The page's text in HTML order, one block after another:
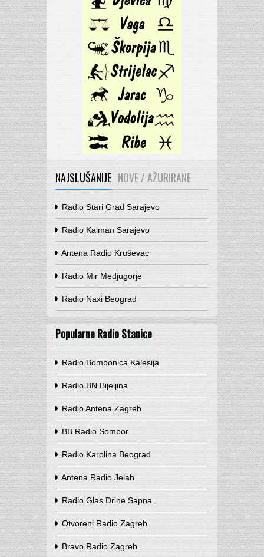
NAJSLUŠANIJE NOVE / AŽURIRANE
Radio Stari Grad Sarajevo
Radio Kalman Sarajevo
Antena Radio Kruševac
Radio Mir Medjugorje
Radio Naxi Beograd
Popularne Radio Stanice
Radio Bombonica Kalesija
Radio BN Bijeljina
Radio Antena Zagreb
BB Radio Sombor
Radio Karolina Beograd
Antena Radio Jelah
Radio Glas Drine Sapna
Otvoreni Radio Zagreb
Bravo Radio Zagreb